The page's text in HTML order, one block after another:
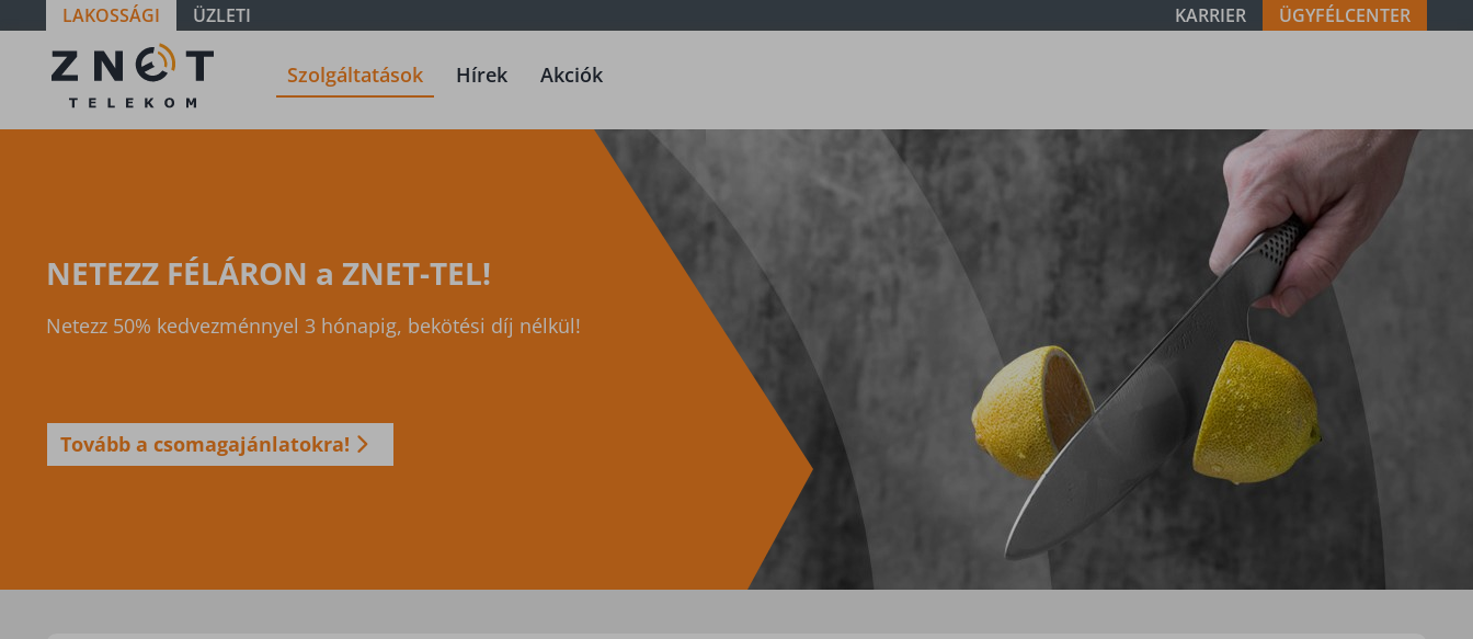
LAKOSSÁGI ÜZLETI KARRIER ÜGYFÉLCENTER
Szolgáltatások
Szolgáltatások Hírek Akciók
NETEZZ FÉLÁRON a ZNET-TEL!
Netezz 50% kedvezménnyel 3 hónapig, bekötési díj nélkül!
Tovább a csomagajánlatokra!